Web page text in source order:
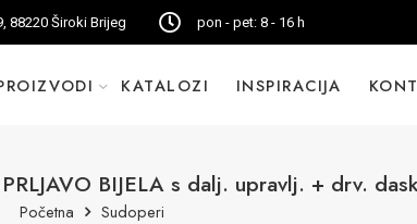
88220 Široki Brijeg pon - pet: 8 - 16 h
KATALOZI INSPIRACIJA
BIJELA s dalj. upravlj. + drv.
Početna Sudoperi